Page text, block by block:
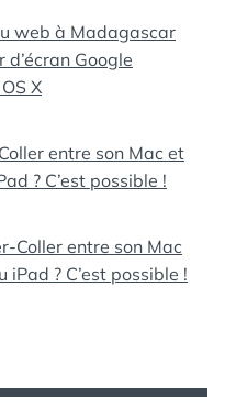
web à Madagascar
d’écran Google
X
entre son Mac et
? C’est possible !
Coller entre son Mac
iPad ? C’est possible !